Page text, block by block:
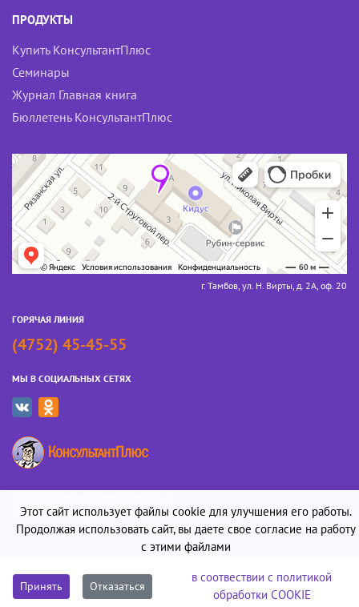
ПРОДУКТЫ
Купить КонсультантПлюс
Семинары
Журнал Главная книга
Бюллетень КонсультантПлюс
г. Тамбов, ул. Н. Вирты, д. 2А, оф. 20
ГОРЯЧАЯ ЛИНИЯ
(4752) 45-45-55
МЫ В СОЦИАЛЬНЫХ СЕТЯХ
© 2026 «Консультант-Юрист». Все права защищены
Этот сайт использует файлы cookie для улучшения его работы.
Продолжая использовать сайт, вы даете свое согласие на работу
с этими файлами
Принять Отказаться
в соотвествии с политикой
обработки COOKIE